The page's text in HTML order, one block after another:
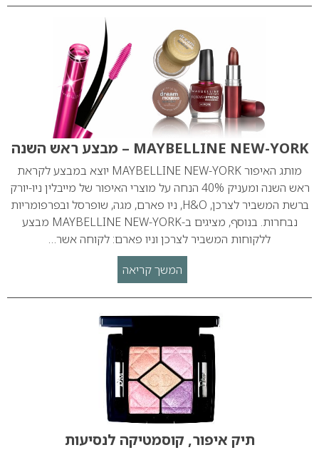
MAYBELLINE NEW-YORK – מבצע ראש השנה
מותג האיפור MAYBELLINE NEW-YORK יוצא במבצע לקראת
ראש השנה ומעניק 40% הנחה על מוצרי האיפור של מייבלין ניו-יורק
ברשת המשביר לצרכן, H&O, ניו פארם, מגה, שופרסל ובפרפומריות
נבחרות. בנוסף, מציגים ב-MAYBELLINE NEW-YORK מבצע
ללקוחות המשביר לצרכן וניו פארם: לקוחה אשר…
המשך קריאה
תיק איפור, קוסמטיקה לנסיעות